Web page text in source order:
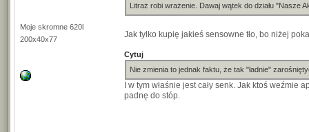
Moje skromne 620l
200x40x77
Litraż robi wrażenie. Dawaj wątek do działu "Nasze
Jak tylko kupię jakieś sensowne tło, bo niżej
Cytuj
Nie zmienia to jednak faktu, że tak "ładnie"
I w tym właśnie jest cały senk. Jak ktoś
padnę do stóp.